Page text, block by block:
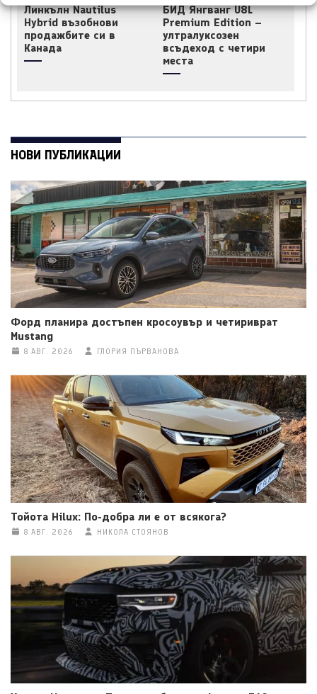
Линкълн Nautilus
Hybrid възобнови
продажбите си в
Канада
БИД Янгванг U8L
Premium Edition –
ултралуксозен
всъдеход с четири
места
НОВИ ПУБЛИКАЦИИ
Форд планира достъпен кросоувър и четириврат
Mustang
8 АВГ. 2026 ГЛОРИЯ ПЪРВАНОВА
Тойота Hilux: По-добра ли е от всякога?
8 АВГ. 2026 НИКОЛА СТОЯНОВ